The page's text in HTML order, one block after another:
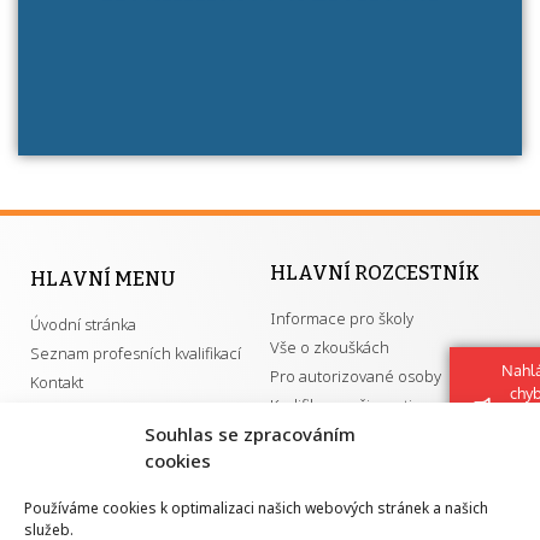
Souhlas se zpracováním
cookies
Používáme cookies k optimalizaci našich webových stránek a našich
služeb.
má získání autorizace?
HLAVNÍ MENU
Úvodní stránka
Seznam profesních kvalifikací
Kontakt
HLAVNÍ ROZCESTNÍK
Informace pro školy
Vše o zkouškách
Pro autorizované osoby
Kvalifikace a živnosti
GDPR